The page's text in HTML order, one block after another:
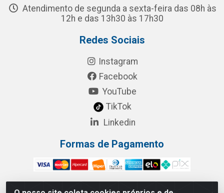
Atendimento de segunda a sexta-feira das 08h às
12h e das 13h30 às 17h30
Redes Sociais
Instagram
Facebook
YouTube
TikTok
Linkedin
Formas de Pagamento